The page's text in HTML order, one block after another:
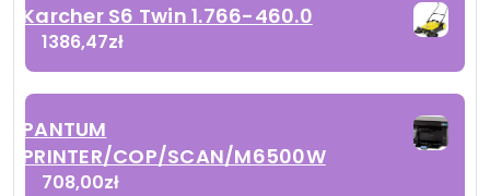
Karcher S6 Twin 1.766-460.0
1386,47zł
PANTUM
PRINTER/COP/SCAN/M6500W
708,00zł